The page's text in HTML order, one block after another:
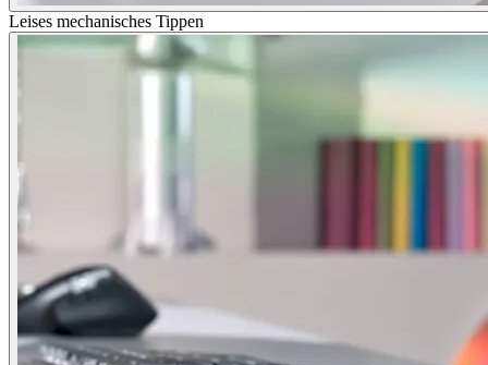
Leises mechanisches Tippen